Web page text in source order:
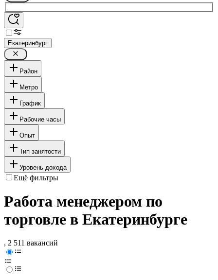
Екатеринбург
Район
Метро
График
Рабочие часы
Опыт
Тип занятости
Уровень дохода
Ещё фильтры
Работа менеджером по
торговле в Екатеринбурге
, 2 511 вакансий